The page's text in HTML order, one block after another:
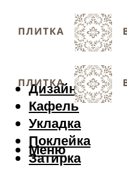
Дизайн
Кафель
Укладка
Поклейка
Затирка
Меню